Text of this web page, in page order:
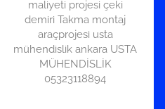
maliyeti projesi çeki
demiri Takma montaj
araçprojesi usta
mühendislik ankara USTA
MÜHENDİSLİK
05323118894